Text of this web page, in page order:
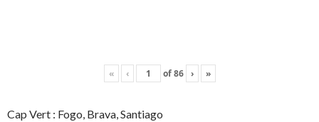
« ‹ of86 › »
Cap Vert : Fogo, Brava, Santiago